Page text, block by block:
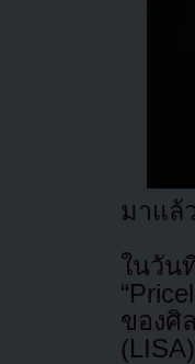
มาแล้
ในวัน
ของ